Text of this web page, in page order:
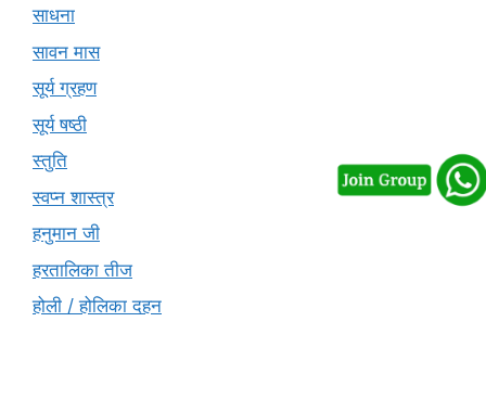
साधना
सावन मास
सूर्य ग्रहण
सूर्य षष्ठी
स्तुति
स्वप्न शास्त्र
हनुमान जी
हरतालिका तीज
होली / होलिका दहन